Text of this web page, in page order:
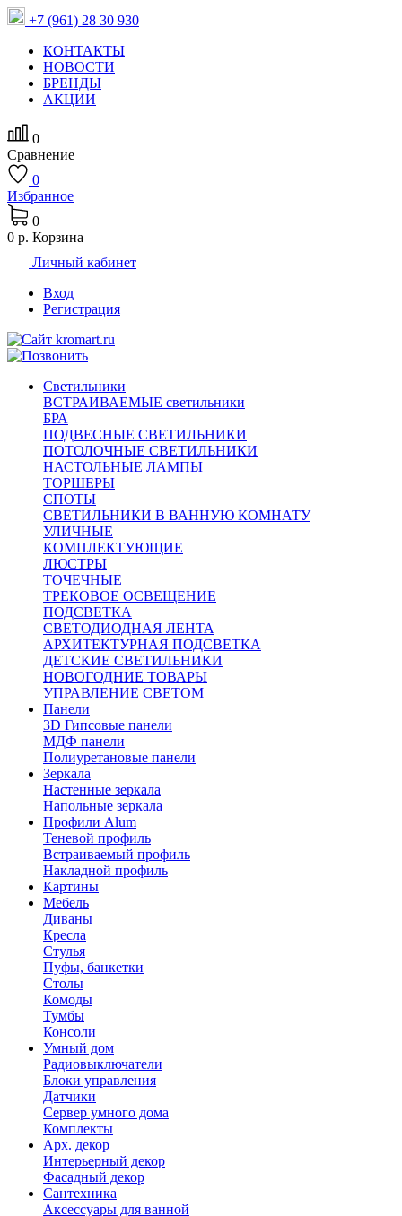
+7 (961) 28 30 930
КОНТАКТЫ
НОВОСТИ
БРЕНДЫ
АКЦИИ
0
Сравнение
0
Избранное
0
0 р. Корзина
Личный кабинет
Вход
Регистрация
Светильники
ВСТРАИВАЕМЫЕ светильники
БРА
ПОДВЕСНЫЕ СВЕТИЛЬНИКИ
ПОТОЛОЧНЫЕ СВЕТИЛЬНИКИ
НАСТОЛЬНЫЕ ЛАМПЫ
ТОРШЕРЫ
СПОТЫ
СВЕТИЛЬНИКИ В ВАННУЮ КОМНАТУ
УЛИЧНЫЕ
КОМПЛЕКТУЮЩИЕ
ЛЮСТРЫ
ТОЧЕЧНЫЕ
ТРЕКОВОЕ ОСВЕЩЕНИЕ
ПОДСВЕТКА
СВЕТОДИОДНАЯ ЛЕНТА
АРХИТЕКТУРНАЯ ПОДСВЕТКА
ДЕТСКИЕ СВЕТИЛЬНИКИ
НОВОГОДНИЕ ТОВАРЫ
УПРАВЛЕНИЕ СВЕТОМ
Панели
3D Гипсовые панели
МДФ панели
Полиуретановые панели
Зеркала
Настенные зеркала
Напольные зеркала
Профили Alum
Теневой профиль
Встраиваемый профиль
Накладной профиль
Картины
Мебель
Диваны
Кресла
Стулья
Пуфы, банкетки
Столы
Комоды
Тумбы
Консоли
Умный дом
Радиовыключатели
Блоки управления
Датчики
Сервер умного дома
Комплекты
Арх. декор
Интерьерный декор
Фасадный декор
Сантехника
Аксессуары для ванной